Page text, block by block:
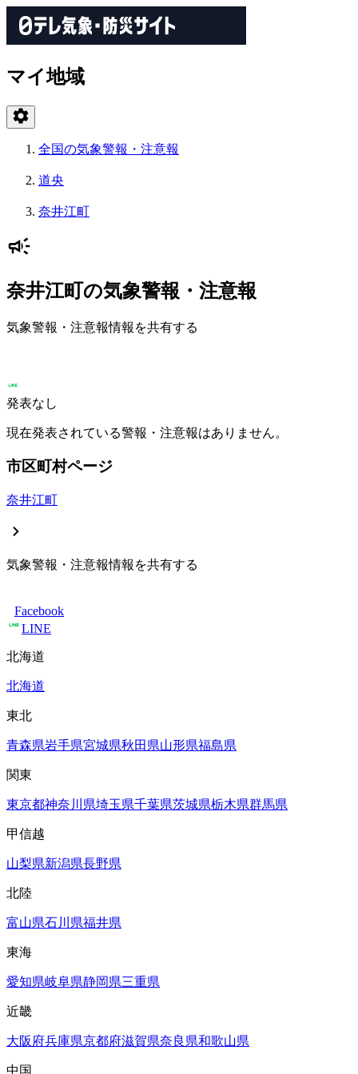
マイ地域
全国の気象警報・注意報
道央
奈井江町
奈井江町の気象警報・注意報
気象警報・注意報情報を共有する
発表なし
現在発表されている警報・注意報はありません。
市区町村ページ
奈井江町
気象警報・注意報情報を共有する
Facebook
LINE
北海道
北海道
東北
青森県岩手県宮城県秋田県山形県福島県
関東
東京都神奈川県埼玉県千葉県茨城県栃木県群馬県
甲信越
山梨県新潟県長野県
北陸
富山県石川県福井県
東海
愛知県岐阜県静岡県三重県
近畿
大阪府兵庫県京都府滋賀県奈良県和歌山県
中国